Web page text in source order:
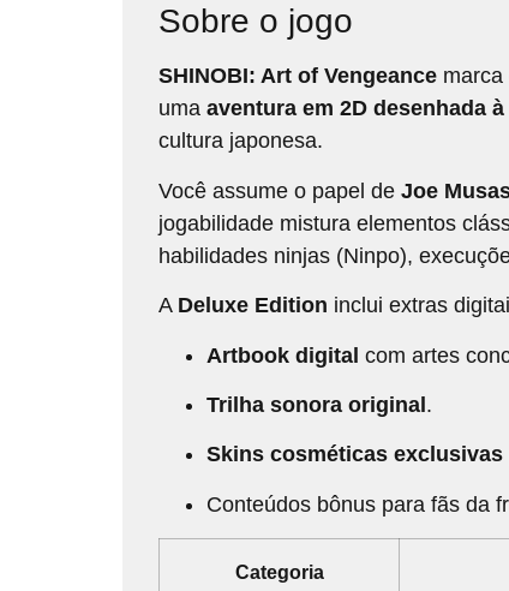
Sobre o jogo
SHINOBI: Art of Vengeance
uma aventura em 2D desenhada
cultura japonesa.
Você assume o papel de Joe
jogabilidade mistura elementos
habilidades ninjas (Ninpo),
A Deluxe Edition inclui extras
Artbook digital com artes
Trilha sonora original .
Skins cosméticas exclusivas
Conteúdos bônus para fãs da
Categoria